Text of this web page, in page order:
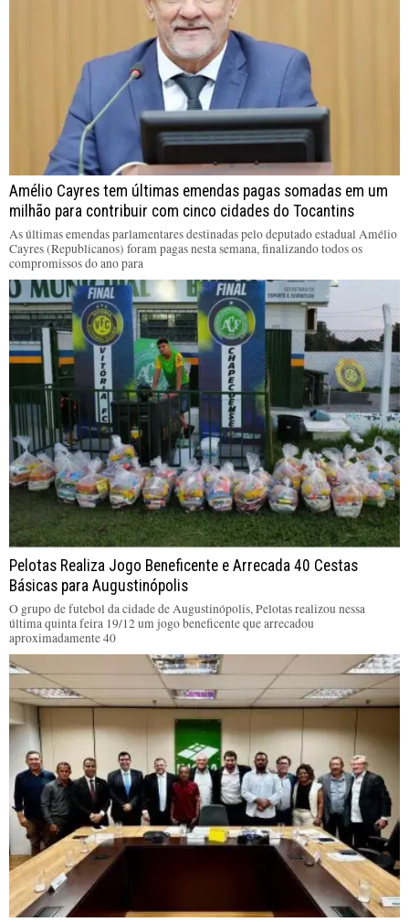
Amélio Cayres tem últimas emendas pagas somadas em um
milhão para contribuir com cinco cidades do Tocantins
As últimas emendas parlamentares destinadas pelo deputado estadual Amélio
Cayres (Republicanos) foram pagas nesta semana, finalizando todos os
compromissos do ano para
Pelotas Realiza Jogo Beneficente e Arrecada 40 Cestas
Básicas para Augustinópolis
O grupo de futebol da cidade de Augustinópolis, Pelotas realizou nessa
última quinta feira 19/12 um jogo beneficente que arrecadou
aproximadamente 40